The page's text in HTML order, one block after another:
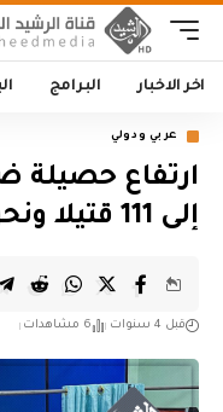
اخر الاخبار البرامج
عربي ودولي
ارتفاع حصيلة
إلى 111 قتيلا ونحو 520 مصابا
قبل 4 سنوات 6 مشاهدات